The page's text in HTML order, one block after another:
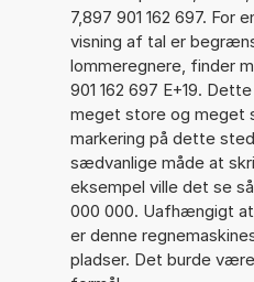
7,897 901 162 697. For
visning af tal er
lommeregnere, finder
901 162 697 E+19.
meget store og meget
markering på dette
sædvanlige måde at
eksempel ville det se
000 000. Uafhængigt
er denne
pladser. Det burde